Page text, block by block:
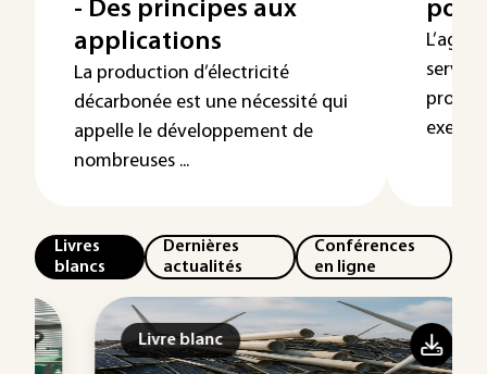
- Des principes aux
applications
La production d’électricité
décarbonée est une nécessité qui
appelle le développement de
nombreuses ...
Livres
blancs
Dernières
actualités
Conférences
en ligne
Livre blanc